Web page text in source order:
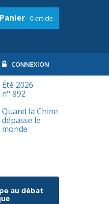
Panier- 0 article
CONNEXION
Été 2026
n° 892
Quand la Chine
dépasse le
monde
au débat